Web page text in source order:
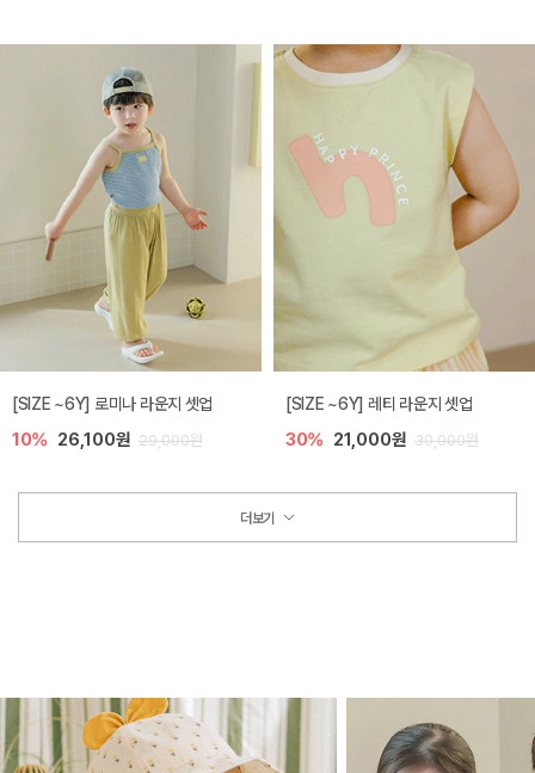
[SIZE ~6Y] 로미나 라운지 셋업
10% 26,100원 29,000원
[SIZE ~6Y] 레티 라운지 셋업
30% 21,000원 30,000원
더보기